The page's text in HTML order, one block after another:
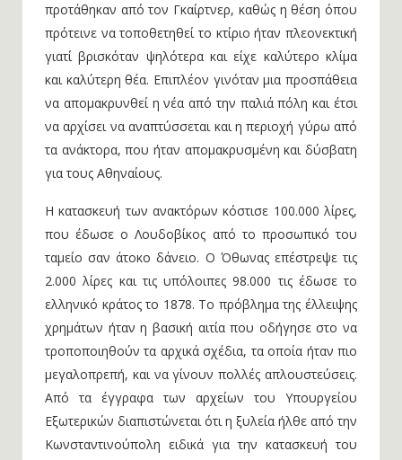
προτάθηκαν από τον Γκαίρτνερ, καθώς η θέση όπου
πρότεινε να τοποθετηθεί το κτίριο ήταν πλεονεκτική
γιατί βρισκόταν ψηλότερα και είχε καλύτερο κλίμα
και καλύτερη θέα. Επιπλέον γινόταν μια προσπάθεια
να απομακρυνθεί η νέα από την παλιά πόλη και έτσι
να αρχίσει να αναπτύσσεται και η περιοχή γύρω από
τα ανάκτορα, που ήταν απομακρυσμένη και δύσβατη
για τους Αθηναίους.
Η κατασκευή των ανακτόρων κόστισε 100.000 λίρες,
που έδωσε ο Λουδοβίκος από το προσωπικό του
ταμείο σαν άτοκο δάνειο. Ο Όθωνας επέστρεψε τις
2.000 λίρες και τις υπόλοιπες 98.000 τις έδωσε το
ελληνικό κράτος το 1878. Το πρόβλημα της έλλειψης
χρημάτων ήταν η βασική αιτία που οδήγησε στο να
τροποποιηθούν τα αρχικά σχέδια, τα οποία ήταν πιο
μεγαλοπρεπή, και να γίνουν πολλές απλουστεύσεις.
Από τα έγγραφα των αρχείων του Υπουργείου
Εξωτερικών διαπιστώνεται ότι η ξυλεία ήλθε από την
Κωνσταντινούπολη ειδικά για την κατασκευή του